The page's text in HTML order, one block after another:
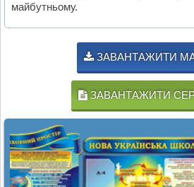
майбутньому.
ЗАВАНТАЖИТИ
ЗАВАНТАЖИТИ